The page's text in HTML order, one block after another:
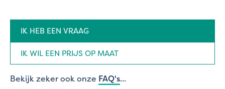
type
(Vereist)
IK HEB EEN VRAAG
IK WIL EEN PRIJS OP MAAT
Bekijk zeker ook onze FAQ's...